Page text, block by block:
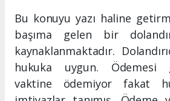
Bu konuyu yazı haline
başıma gelen bir
kaynaklanmaktadır.
hukuka uygun. Ödemesi
vaktine ödemiyor fakat